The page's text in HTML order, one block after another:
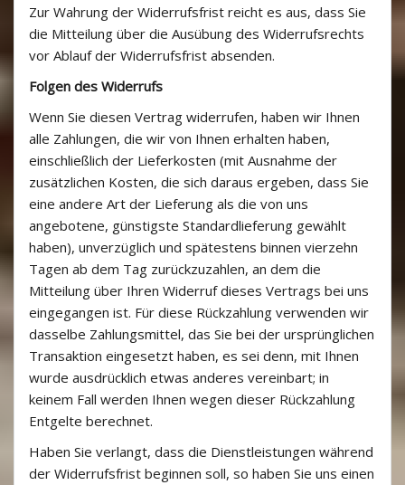
Zur Wahrung der Widerrufsfrist reicht es aus, dass Sie
die Mitteilung über die Ausübung des Widerrufsrechts
vor Ablauf der Widerrufsfrist absenden.
Folgen des Widerrufs
Wenn Sie diesen Vertrag widerrufen, haben wir Ihnen
alle Zahlungen, die wir von Ihnen erhalten haben,
einschließlich der Lieferkosten (mit Ausnahme der
zusätzlichen Kosten, die sich daraus ergeben, dass Sie
eine andere Art der Lieferung als die von uns
angebotene, günstigste Standardlieferung gewählt
haben), unverzüglich und spätestens binnen vierzehn
Tagen ab dem Tag zurückzuzahlen, an dem die
Mitteilung über Ihren Widerruf dieses Vertrags bei uns
eingegangen ist. Für diese Rückzahlung verwenden wir
dasselbe Zahlungsmittel, das Sie bei der ursprünglichen
Transaktion eingesetzt haben, es sei denn, mit Ihnen
wurde ausdrücklich etwas anderes vereinbart; in
keinem Fall werden Ihnen wegen dieser Rückzahlung
Entgelte berechnet.
Haben Sie verlangt, dass die Dienstleistungen während
der Widerrufsfrist beginnen soll, so haben Sie uns einen